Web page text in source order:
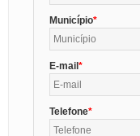
Município
E-mail
Telefone